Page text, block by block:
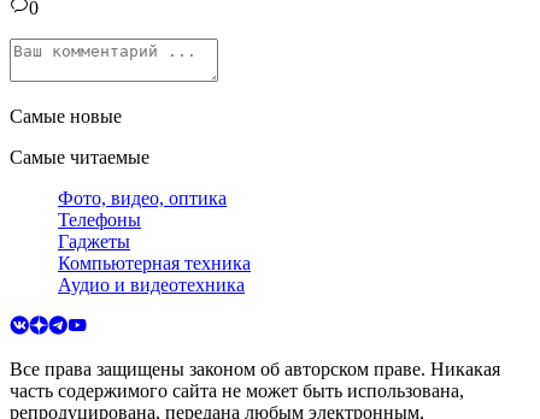
0
Самые новые
Самые читаемые
Фото, видео, оптика
Телефоны
Гаджеты
Компьютерная техника
Аудио и видеотехника
Все права защищены законом об авторском праве. Никакая
часть содержимого сайта не может быть использована,
репродуцирована, передана любым электронным,